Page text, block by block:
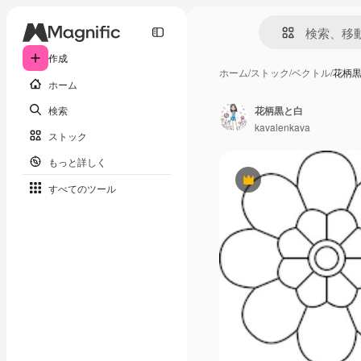
作成
ホーム
検索
ストック
もっと詳しく
すべてのツール
ホーム/ストック/ベクトル/花柄
Premium
花柄黒と白
kavalenkava